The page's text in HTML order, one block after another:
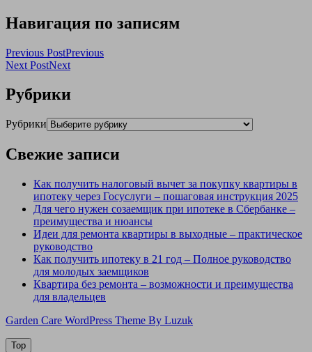
Навигация по записям
Previous PostPrevious
Next PostNext
Рубрики
Рубрики
Свежие записи
Как получить налоговый вычет за покупку квартиры в
ипотеку через Госуслуги – пошаговая инструкция 2025
Для чего нужен созаемщик при ипотеке в Сбербанке –
преимущества и нюансы
Идеи для ремонта квартиры в выходные – практическое
руководство
Как получить ипотеку в 21 год – Полное руководство
для молодых заемщиков
Квартира без ремонта – возможности и преимущества
для владельцев
Garden Care WordPress Theme By Luzuk
Top